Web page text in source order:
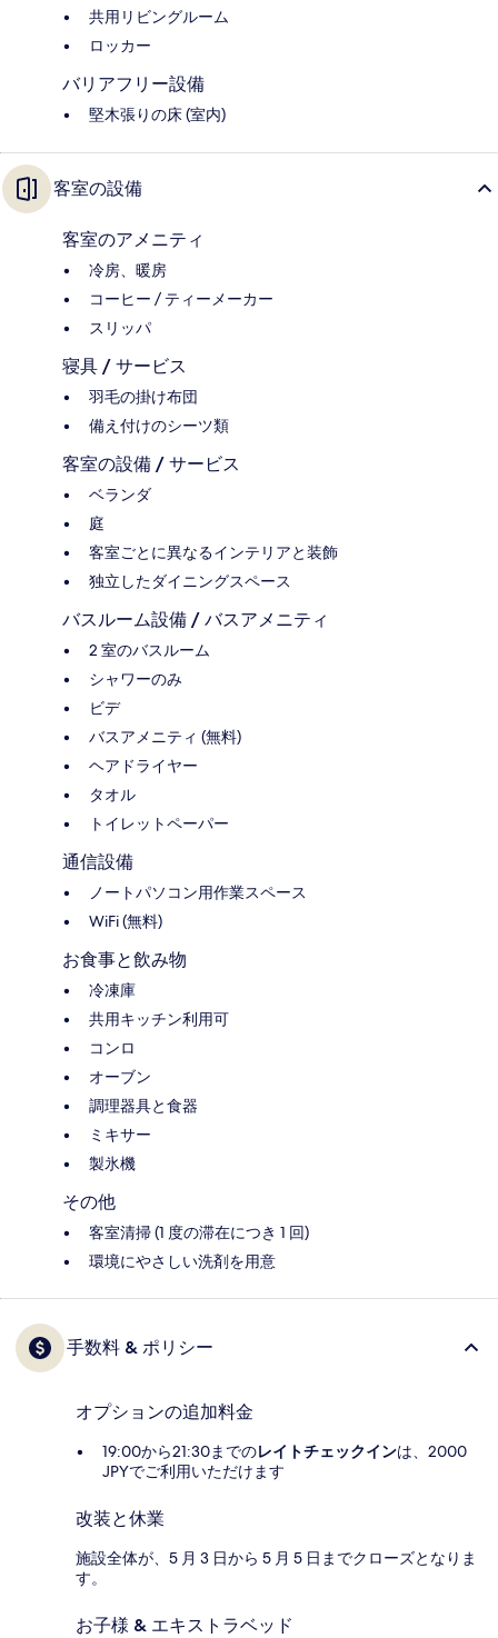
共用リビングルーム
ロッカー
バリアフリー設備
堅木張りの床 (室内)
客室の設備
客室のアメニティ
冷房、暖房
コーヒー / ティーメーカー
スリッパ
寝具 / サービス
羽毛の掛け布団
備え付けのシーツ類
客室の設備 / サービス
ベランダ
庭
客室ごとに異なるインテリアと装飾
独立したダイニングスペース
バスルーム設備 / バスアメニティ
2 室のバスルーム
シャワーのみ
ビデ
バスアメニティ (無料)
ヘアドライヤー
タオル
トイレットペーパー
通信設備
ノートパソコン用作業スペース
WiFi (無料)
お食事と飲み物
冷凍庫
共用キッチン利用可
コンロ
オーブン
調理器具と食器
ミキサー
製氷機
その他
客室清掃 (1 度の滞在につき 1 回)
環境にやさしい洗剤を用意
手数料 & ポリシー
オプションの追加料金
19:00から21:30までのレイトチェックインは、2000
JPYでご利用いただけます
改装と休業
施設全体が、5 月 3 日から 5 月 5 日までクローズとなりま
す。
お子様 & エキストラベッド